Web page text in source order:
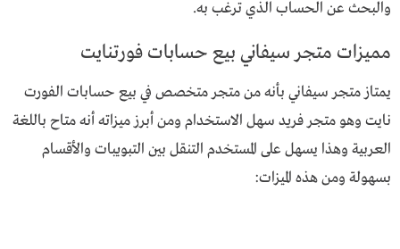
والبحث عن الحساب الذي ترغب به.
مميزات متجر سيفاني بيع حسابات فورتنايت
يمتاز متجر سيفاني بأنه من متجر متخصص في بيع حسابات الفورت
نايت وهو متجر فريد سهل الاستخدام ومن أبرز ميزاته أنه متاح باللغة
العربية وهذا يسهل على المستخدم التنقل بين التبويبات والأقسام
بسهولة ومن هذه الميزات: